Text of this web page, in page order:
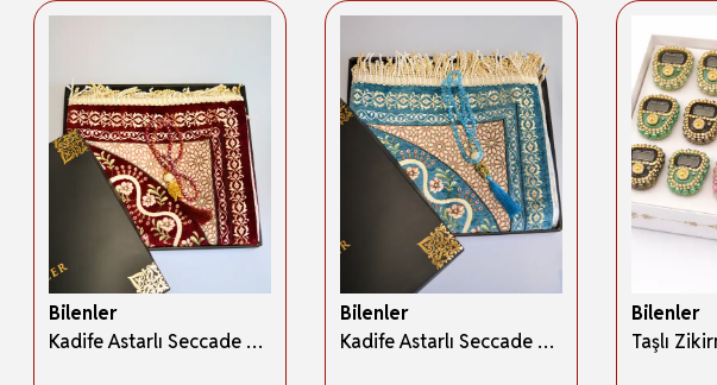
Bilenler
Kadife Astarlı Seccade ve Kristal Tesbih Bordo Özel Kutulu Lüks Hediyelik Çeyizlik Set
Bilenler
Kadife Astarlı Seccade ve Kristal Tesbih Mint Yeşili- Özel Kutulu Lüks Hediyelik Çeyizlik Set
Bilenler